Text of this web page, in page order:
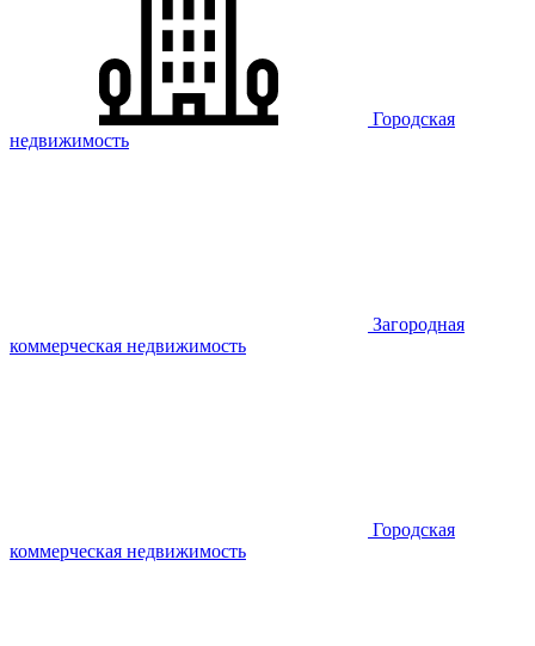
Городская
недвижимость
Загородная
коммерческая недвижимость
Городская
коммерческая недвижимость